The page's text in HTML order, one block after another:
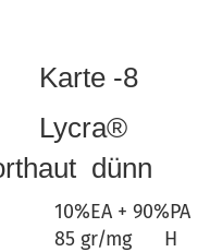
Karte -8
Lycra®
dünn
+ 90%PA
mg H